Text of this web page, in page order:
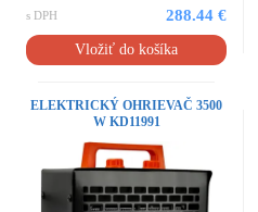
s DPH 288.44 €
Vložiť do košíka
ELEKTRICKÝ OHRIEVAČ 3500
W KD11991